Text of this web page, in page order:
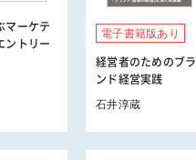
マーケテ
トリー
電子書籍版あり
経営者のためのブラ
ンド経営実践
石井淳蔵